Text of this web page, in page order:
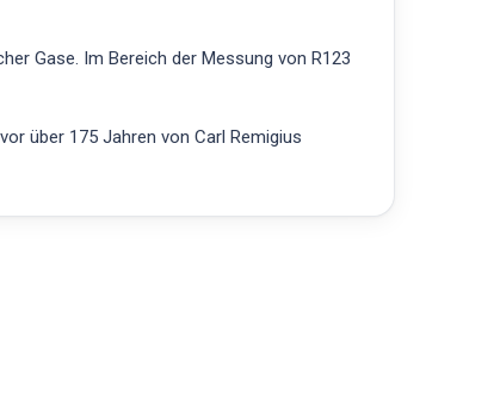
Gase. Im Bereich der Messung von R123
über 175 Jahren von Carl Remigius